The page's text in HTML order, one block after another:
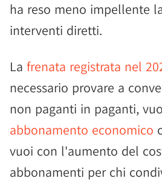
ha reso meno impellente
interventi diretti.
La frenata registrata nel
necessario provare a
non paganti in paganti,
abbonamento economico
vuoi con l'aumento del
abbonamenti per chi